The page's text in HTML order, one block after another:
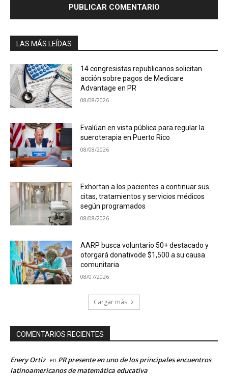
LAS MÁS LEÍDAS
14 congresistas republicanos solicitan
acción sobre pagos de Medicare
Advantage en PR
08/08/2026
Evalúan en vista pública para regular la
sueroterapia en Puerto Rico
08/08/2026
Exhortan a los pacientes a continuar sus
citas, tratamientos y servicios médicos
según programados
08/08/2026
AARP busca voluntario 50+ destacado y
otorgará donativode $1,500 a su causa
comunitaria
08/07/2026
Cargar más
COMENTARIOS RECIENTES
Enery Ortiz en PR presente en uno de los principales encuentros
latinoamericanos de matemática educativa